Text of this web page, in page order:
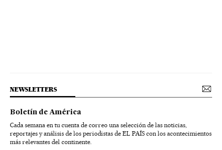
NEWSLETTERS
Boletín de América
Cada semana en tu cuenta de correo una selección de las noticias,
reportajes y análisis de los periodistas de EL PAÍS con los acontecimientos
más relevantes del continente.